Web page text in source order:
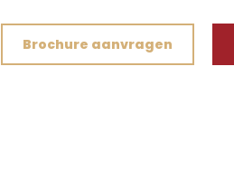
Brochure aanvragen